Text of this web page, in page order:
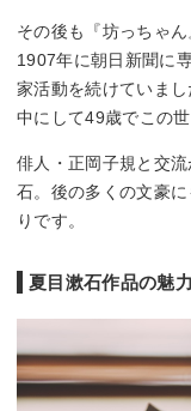
その後も『坊っちゃ
1907年に朝日新聞に
家活動を続けていま
中にして49歳でこの世
俳人・正岡子規と交
石。後の多くの文豪
りです。
夏目漱石作品の魅力